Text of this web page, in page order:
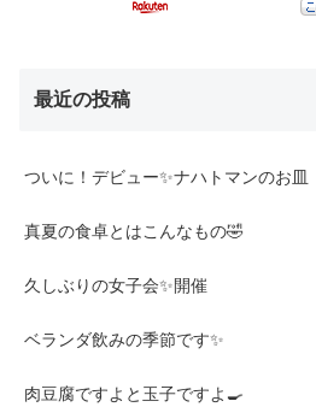
最近の投稿
ついに！デビュー✨ナハトマンのお皿
真夏の食卓とはこんなもの🤣
久しぶりの女子会✨開催
ベランダ飲みの季節です✨
肉豆腐ですよと玉子ですよ🍳